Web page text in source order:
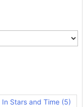
In Stars and Time (5)